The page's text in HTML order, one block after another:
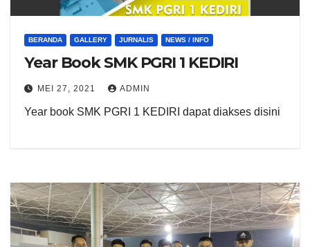
BERANDA GALLERY JURNALIS NEWS / INFO
Year Book SMK PGRI 1 KEDIRI
MEI 27, 2021 ADMIN
Year book SMK PGRI 1 KEDIRI dapat diakses disini